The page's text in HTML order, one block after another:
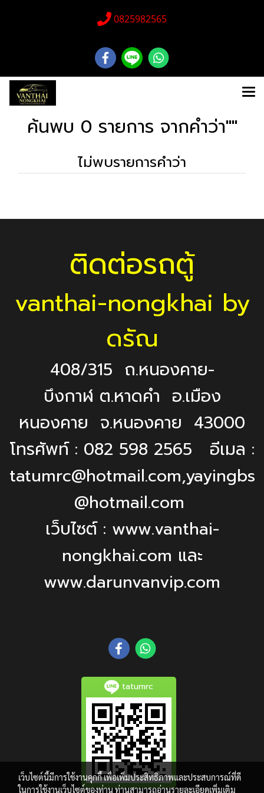
0825982565
ค้นพบ 0 รายการ จากคำว่า""
ไม่พบรายการคำว่า
ติดต่อรถตู้
vanthai-nongkhai by
ดรัณ
408/315 ถ.หนองคาย-
บึงกาฬ ต.หาดคำ อ.เมือง
หนองคาย จ.หนองคาย 43000
โทรศัพท์ : 082 598 2565 อีเมล :
tatumrc@hotmail.com,yayingbs
@hotmail.com
เว็บไซต์ : www.vanthai-
nongkhai.com และ
www.darunvanvip.com
tatumrc
เว็บไซต์นี้มีการใช้งานคุกกี้ เพื่อเพิ่มประสิทธิภาพและประสบการณ์ที่ดี
ในการใช้งานเว็บไซต์ของท่าน ท่านสามารถอ่านรายละเอียดเพิ่มเติม